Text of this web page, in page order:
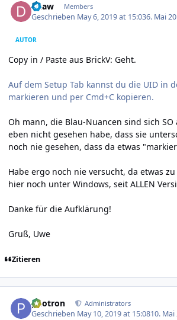
duaw Members
Geschrieben May 6, 2019 at 15:036. Mai
AUTOR
Copy in / Paste aus BrickV: Geht.
Auf dem Setup Tab kannst du die UID in
markieren und per Cmd+C kopieren.
Oh mann, die Blau-Nuancen sind sich
eben nicht gesehen habe, dass sie
noch nie gesehen, dass da etwas
Habe ergo noch nie versucht, da etwas
hier noch unter Windows, seit ALLEN
Danke für die Aufklärung!
Gruß, Uwe
Zitieren
photron Administrators
Geschrieben May 10, 2019 at 15:0810. Mai